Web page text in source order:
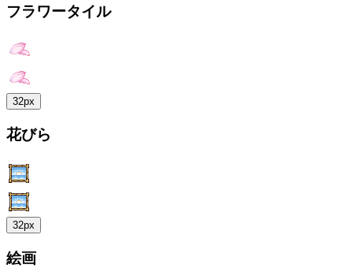
フラワータイル
32px
花びら
32px
絵画